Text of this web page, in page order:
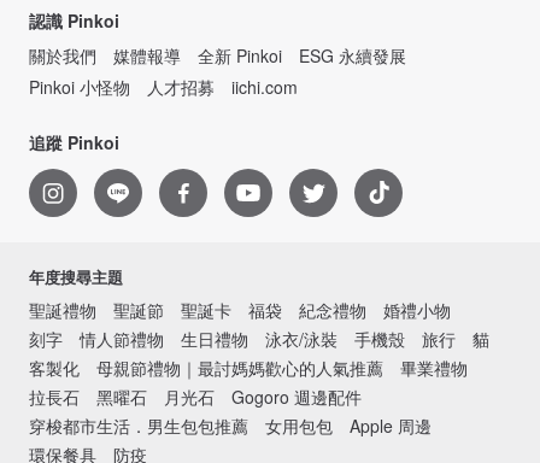
認識 Pinkoi
關於我們
媒體報導 全新 Pinkoi
ESG 永續發展
Pinkoi 小怪物
人才招募 iichi.com
追蹤 Pinkoi
年度搜尋主題
聖誕禮物 聖誕節 聖誕卡 福袋 紀念禮物
婚禮小物
刻字
情人節禮物 生日禮物 泳衣/泳裝 手機殼 旅行
貓
客製化
母親節禮物｜最討媽媽歡心的人氣推薦
畢業禮物
拉長石
黑曜石 月光石
Gogoro 週邊配件
穿梭都市生活．男生包包推薦
女用包包
Apple 周邊
環保餐具
防疫